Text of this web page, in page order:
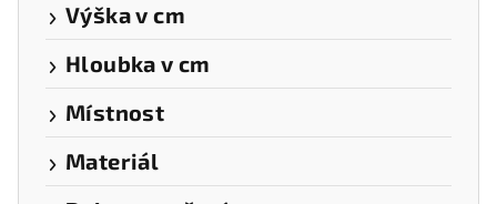
Výška v cm
Hloubka v cm
Místnost
Materiál